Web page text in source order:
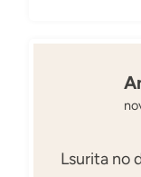
Lsurita no